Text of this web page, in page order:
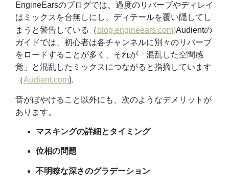
EngineEarsのブログでは、過度のリバーブやディレイ
はミックスを台無しにし、ディテールを覆い隠してし
まうと警告している（ blog.engineears.com)Audientの
ガイドでは、初心者は各チャンネルに別々のリバーブ
をロードすることが多く、それが「混乱した空間感
覚」と混乱したミックスにつながると指摘しています
（Audient.com).
音がぼやけること以外にも、次のようなデメリットが
あります。
マスキングの詳細とタイミング
位相の問題
不明瞭な深さのグラデーション